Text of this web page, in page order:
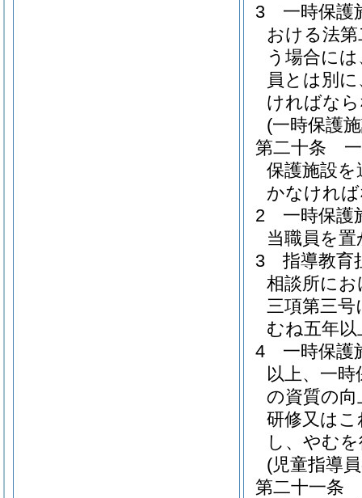
3
一時保護
おける法
う場合に
員とは別
ければな
(一時保護
第二十条
保護施設
かなけれ
2
一時保護
当職員を
3
指導教育
相談所に
三項第三
むね五年
4
一時保護
以上、一
の資質の
研修又は
し、やむ
(児童指導
第二十一条